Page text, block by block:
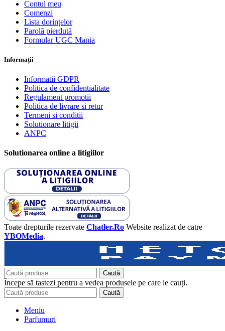
Contul meu
Comenzi
Lista dorințelor
Parolă pierdută
Formular UGC Mania
Informații
Informatii GDPR
Politica de confidentialitate
Regulament promotii
Politica de livrare si retur
Termeni si conditii
Solutionare litigii
ANPC
Solutionarea online a litigiilor
Toate drepturile rezervate Chatler.Ro Website realizat de catre
YBOMedia.
Caută
Începe să tastezi pentru a vedea produsele pe care le cauți.
Caută
Meniu
Parfumuri